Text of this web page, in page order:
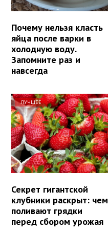
Почему нельзя класть
яйца после варки в
холодную воду.
Запомните раз и
навсегда
ЛУЧШЕЕ
Секрет гигантской
клубники раскрыт: чем
поливают грядки
перед сбором урожая